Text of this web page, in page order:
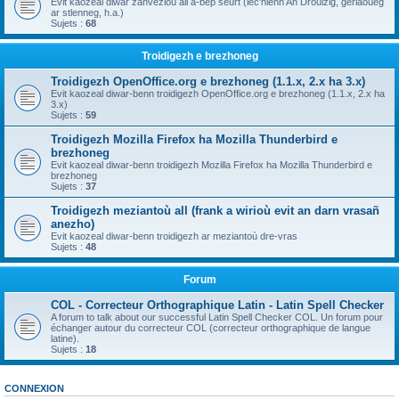
ar stlenneg, h.a.)
Sujets : 68
Troidigezh e brezhoneg
Troidigezh OpenOffice.org e brezhoneg (1.1.x, 2.x ha 3.x)
Evit kaozeal diwar-benn troidigezh OpenOffice.org e brezhoneg (1.1.x, 2.x ha
3.x)
Sujets : 59
Troidigezh Mozilla Firefox ha Mozilla Thunderbird e
brezhoneg
Evit kaozeal diwar-benn troidigezh Mozilla Firefox ha Mozilla Thunderbird e
brezhoneg
Sujets : 37
Troidigezh meziantoù all (frank a wirioù evit an darn vrasañ
anezho)
Evit kaozeal diwar-benn troidigezh ar meziantoù dre-vras
Sujets : 48
Forum
COL - Correcteur Orthographique Latin - Latin Spell Checker
A forum to talk about our successful Latin Spell Checker COL. Un forum pour
échanger autour du correcteur COL (correcteur orthographique de langue
latine).
Sujets : 18
CONNEXION